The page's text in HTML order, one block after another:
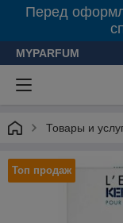
Перед
MYPARFUM
Товары и
Топ продаж